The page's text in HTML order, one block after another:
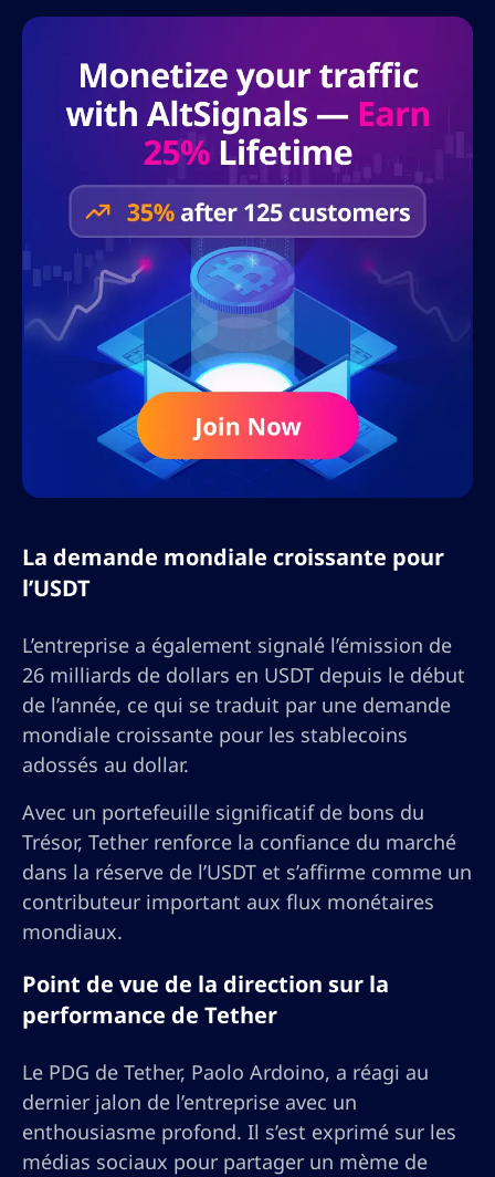
La demande mondiale croissante pour
l’USDT
L’entreprise a également signalé l’émission de
26 milliards de dollars en USDT depuis le début
de l’année, ce qui se traduit par une demande
mondiale croissante pour les stablecoins
adossés au dollar.
Avec un portefeuille significatif de bons du
Trésor, Tether renforce la confiance du marché
dans la réserve de l’USDT et s’affirme comme un
contributeur important aux flux monétaires
mondiaux.
Point de vue de la direction sur la
performance de Tether
Le PDG de Tether, Paolo Ardoino, a réagi au
dernier jalon de l’entreprise avec un
enthousiasme profond. Il s’est exprimé sur les
médias sociaux pour partager un mème de